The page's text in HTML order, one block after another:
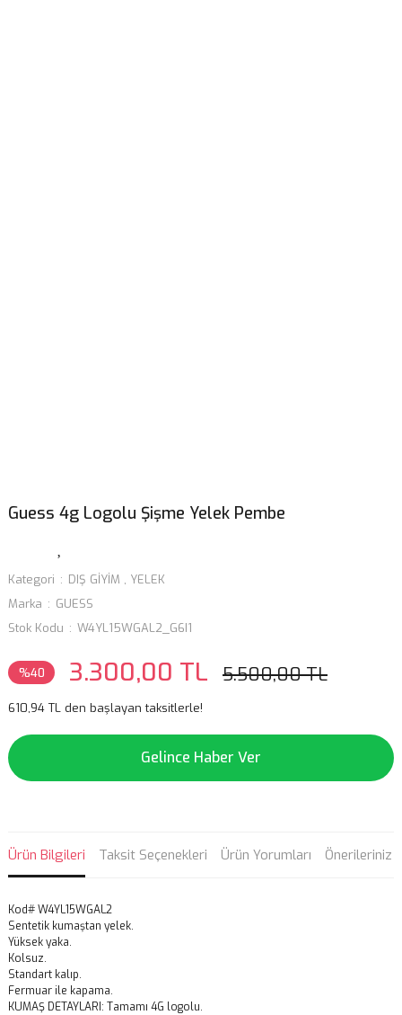
Guess 4g Logolu Şişme Yelek Pembe
Kategori DIŞ GİYİM , YELEK
Marka
GUESS
Stok Kodu
W4YL15WGAL2_G6I1
%40 3.300,00 TL 5.500,00 TL
610,94 TL den başlayan taksitlerle!
Gelince Haber Ver
Ürün Bilgileri Taksit Seçenekleri Ürün Yorumları Önerileriniz
Kod# W4YL15WGAL2
Sentetik kumaştan yelek.
Yüksek yaka.
Kolsuz.
Standart kalıp.
Fermuar ile kapama.
KUMAŞ DETAYLARI: Tamamı 4G logolu.